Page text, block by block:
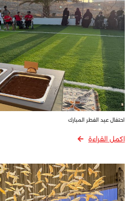
احتفال عيد الفطر المبارك
اكمل القراءة